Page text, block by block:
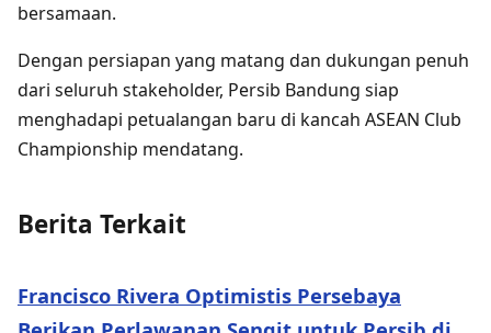
bersamaan.
Dengan persiapan yang matang dan dukungan penuh
dari seluruh stakeholder, Persib Bandung siap
menghadapi petualangan baru di kancah ASEAN Club
Championship mendatang.
Berita Terkait
Francisco Rivera Optimistis Persebaya